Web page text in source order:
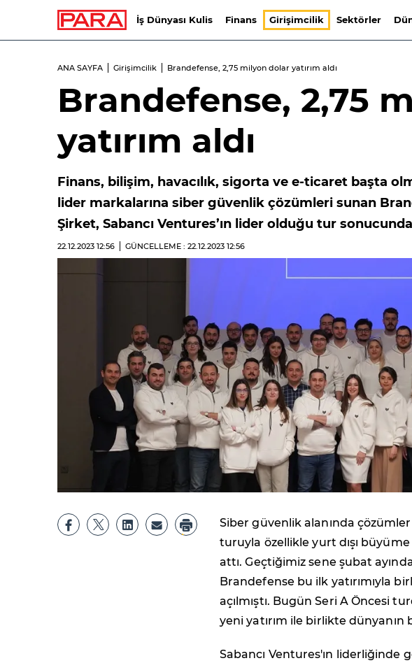
İş Dünyası Kulis Finans Girişimcilik Sektörler
ANA SAYFA Girişimcilik Brandefense, 2,75 milyon dolar yatırım aldı
Brandefense, 2,75
yatırım aldı
Finans, bilişim, havacılık, sigorta ve e-ticaret başta
lider markalarına siber güvenlik çözümleri sunan
Şirket, Sabancı Ventures’ın lider olduğu tur
22.12.2023 12:56 GÜNCELLEME : 22.12.2023 12:56
Siber güvenlik alanında
turuyla özellikle yurt dışı
attı. Geçtiğimiz sene şubat
Brandefense bu ilk yatırımıyla
açılmıştı. Bugün Seri A Öncesi
yeni yatırım ile birlikte dünyanın
Sabancı Ventures'ın liderliğinde